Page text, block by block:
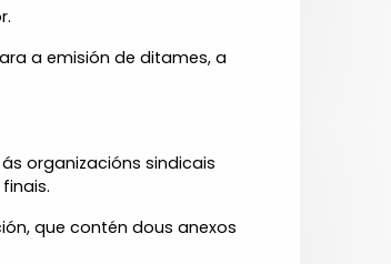
a emisión de ditames, a
organizacións sindicais
que contén dous anexos